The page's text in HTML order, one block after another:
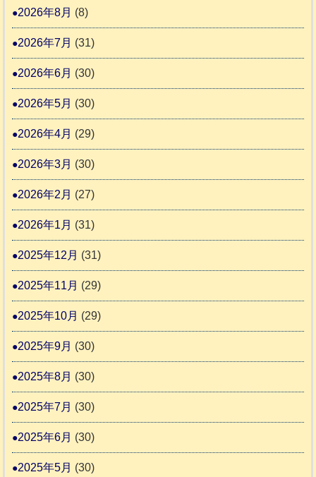
さ
記
4
ト
預
支
ま
2026年8月 (8)
2026年7月 (31)
2026年6月 (30)
2026年5月 (30)
2026年4月 (29)
2026年3月 (30)
2026年2月 (27)
2026年1月 (31)
2025年12月 (31)
2025年11月 (29)
2025年10月 (29)
2025年9月 (30)
2025年8月 (30)
2025年7月 (30)
2025年6月 (30)
2025年5月 (30)